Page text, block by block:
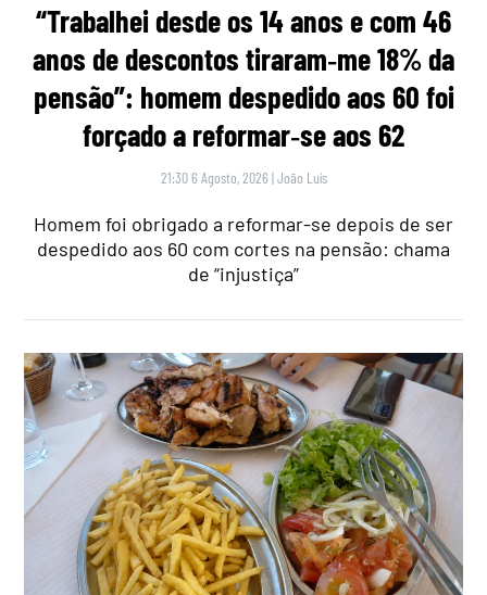
“Trabalhei desde os 14 anos e com 46
anos de descontos tiraram‑me 18% da
pensão”: homem despedido aos 60 foi
forçado a reformar‑se aos 62
21:30 6 Agosto, 2026 |João Luís
Homem foi obrigado a reformar-se depois de ser
despedido aos 60 com cortes na pensão: chama
de “injustiça”